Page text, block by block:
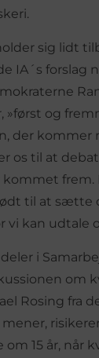
sig lidt
IA´s forslag
»først og
der
os til at
kommet frem.
til at sætte
vi kan udtale
i
om
Rosing fra
15 år, når